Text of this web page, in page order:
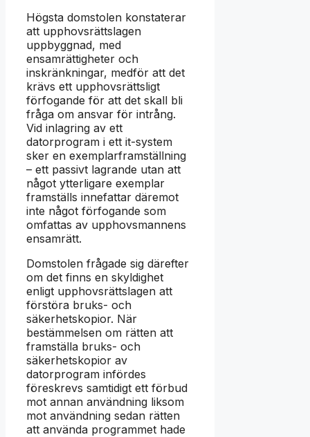
Högsta domstolen konstaterar
att upphovsrättslagen
uppbyggnad, med
ensamrättigheter och
inskränkningar, medför att det
krävs ett upphovsrättsligt
förfogande för att det skall bli
fråga om ansvar för intrång.
Vid inlagring av ett
datorprogram i ett it-system
sker en exemplarframställning
– ett passivt lagrande utan att
något ytterligare exemplar
framställs innefattar däremot
inte något förfogande som
omfattas av upphovsmannens
ensamrätt.
Domstolen frågade sig därefter
om det finns en skyldighet
enligt upphovsrättslagen att
förstöra bruks- och
säkerhetskopior. När
bestämmelsen om rätten att
framställa bruks- och
säkerhetskopior av
datorprogram infördes
föreskrevs samtidigt ett förbud
mot annan användning liksom
mot användning sedan rätten
att använda programmet hade